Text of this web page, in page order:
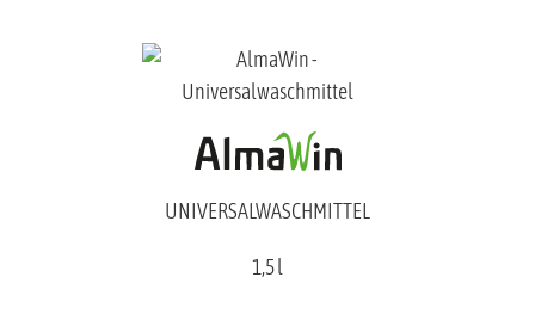
UNIVERSALWASCHMITTEL
1,5 l